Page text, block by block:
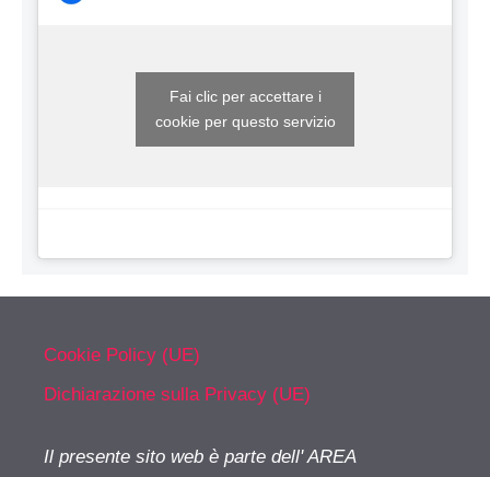
Fai clic per accettare i
cookie per questo servizio
Cookie Policy (UE)
Dichiarazione sulla Privacy (UE)
Il presente sito web è parte dell' AREA